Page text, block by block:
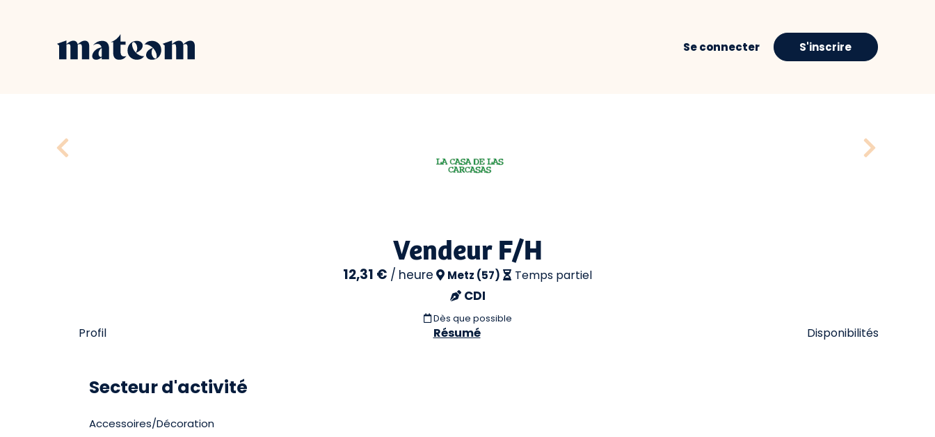
Se connecter S'inscrire
Vendeur F/H
12,31 € / heure Metz (57) Temps partiel
CDI
Dès que possible
Profil Résumé Disponibilités
Secteur d'activité
Accessoires/Décoration